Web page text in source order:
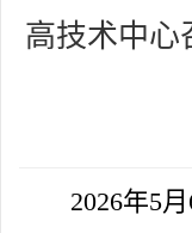
高技术中心
2026年5